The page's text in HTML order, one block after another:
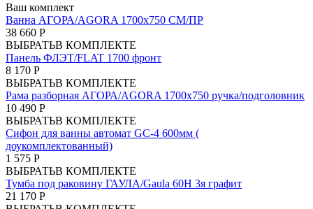
Ваш комплект
Ванна АГОРА/AGORA 1700х750 СМ/ПР
38 660 Р
ВЫБРАТЬВ КОМПЛЕКТЕ
Панель ФЛЭТ/FLAT 1700 фронт
8 170 Р
ВЫБРАТЬВ КОМПЛЕКТЕ
Рама разборная АГОРА/AGORA 1700х750 ручка/подголовник
10 490 Р
ВЫБРАТЬВ КОМПЛЕКТЕ
Сифон для ванны автомат GC-4 600мм (
доукомплектованный)
1 575 Р
ВЫБРАТЬВ КОМПЛЕКТЕ
Тумба под раковину ГАУЛА/Gaula 60Н 3я графит
21 170 Р